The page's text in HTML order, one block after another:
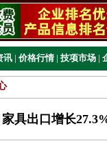
讯 | 价格行情 | 技项市场 |
具出口增长